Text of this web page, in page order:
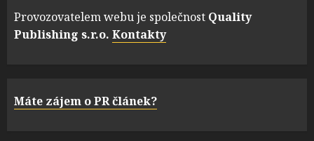
Provozovatelem webu je společnost Quality
Publishing s.r.o. Kontakty
Máte zájem o PR článek?